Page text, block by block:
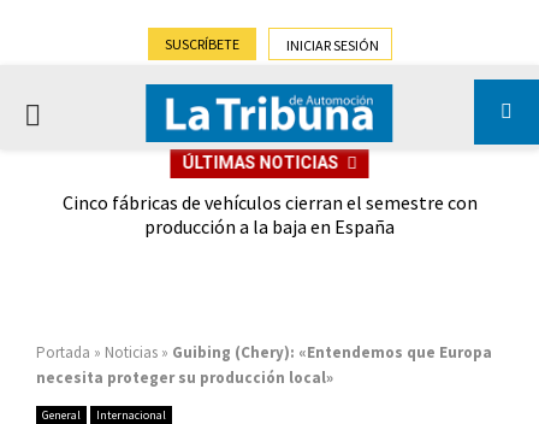
SUSCRÍBETE INICIAR SESIÓN
PRIMARY
ÚLTIMAS NOTICIAS
Cinco fábricas de vehículos cierran el semestre con
producción a la baja en España
Portada » Noticias » Guibing (Chery): «Entendemos que Europa
necesita proteger su producción local»
General Internacional